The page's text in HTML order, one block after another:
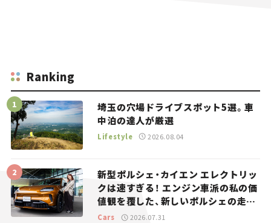
Ranking
埼玉の穴場ドライブスポット5選。車
中泊の達人が厳選
Lifestyle 2026.08.04
新型ポルシェ・カイエン エレクトリッ
クは速すぎる！ エンジン車派の私の価
値観を覆した、新しいポルシェの走
り。
Cars 2026.07.31